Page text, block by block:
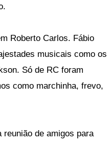
Roberto Carlos. Fábio
musicais como os
Só de RC foram
como marchinha, frevo,
de amigos para